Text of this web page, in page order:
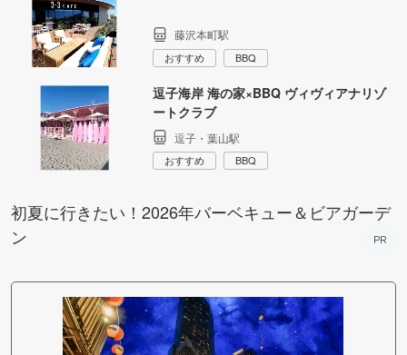
藤沢本町駅
おすすめ BBQ
逗子海岸 海の家×BBQ ヴィヴィアナリゾ
ートクラブ
逗子・葉山駅
おすすめ BBQ
初夏に行きたい！2026年バーベキュー＆ビアガーデ
ン
PR